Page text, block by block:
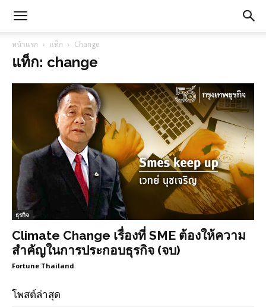
หน้าแรก แท็ก Change
แท็ก: change
ธุรกิจ
Climate Change เรื่องที่ SME ต้องให้ความ
สำคัญในการประกอบธุรกิจ (จบ)
Fortune Thailand
โพสต์ล่าสุด